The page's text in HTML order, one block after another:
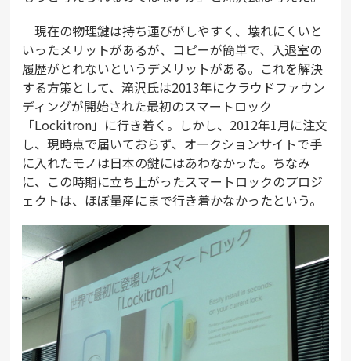
現在の物理鍵は持ち運びがしやすく、壊れにくいと
いったメリットがあるが、コピーが簡単で、入退室の
履歴がとれないというデメリットがある。これを解決
する方策として、滝沢氏は2013年にクラウドファウン
ディングが開始された最初のスマートロック
「Lockitron」に行き着く。しかし、2012年1月に注文
し、現時点で届いておらず、オークションサイトで手
に入れたモノは日本の鍵にはあわなかった。ちなみ
に、この時期に立ち上がったスマートロックのプロジ
ェクトは、ほぼ量産にまで行き着かなかったという。